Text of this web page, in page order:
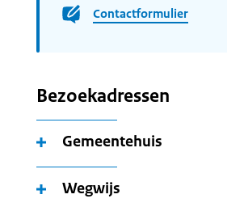
Contactformulier
Bezoekadressen
Gemeentehuis
Wegwijs